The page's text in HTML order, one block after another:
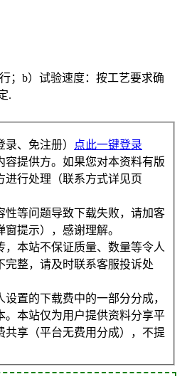
；b）试验速度：按工艺要求确
.
、免注册）
点此一键登录
提供方。如果您对本资料有版
进行处理（联系方式详见页
等问题导致下载失败，请加客
提示），感谢理解。
本站不保证质量、数量等令人
完整，请及时联系客服投诉处
置的下载费中的一部分分成，
。本站仅为用户提供资料分享平
共享（平台无费用分成），不提